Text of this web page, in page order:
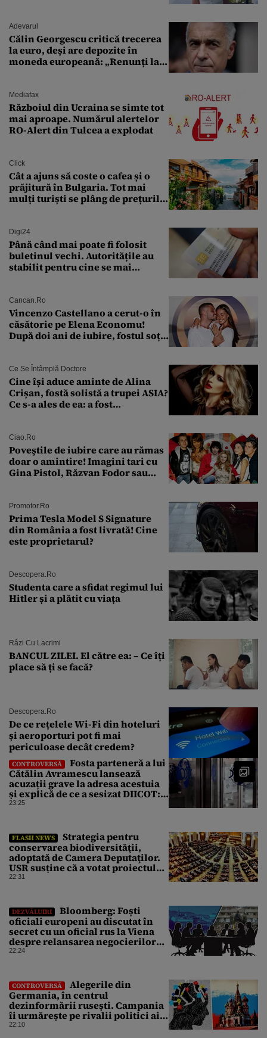
Adevarul
Călin Georgescu critică trecerea
la euro, deși are depozite în
moneda europeană: „Renunți la
Mediafax
Războiul din Ucraina se simte tot
mai aproape. Numărul alertelor
RO-Alert din Tulcea a explodat
Click
Cât a ajuns să coste o cafea și o
prăjitură în Bulgaria. Tot mai
mulți turiști se plâng de prețurile
Digi24
Până când mai poate fi folosit
buletinul vechi. Autoritățile au
stabilit pentru cine se mai
Cancan.ro
Vincenzo Castellano a cerut-o în
căsătorie pe Elena Economu!
După doi ani de iubire, fostul soț
Ce Se Întâmplă Doctore
Cine își aduce aminte de Alina
Crișan, fostă solistă a trupei ASIA?
Ce s-a ales de ea: a fost
Ciao.ro
Poveştile de iubire care au rămas
doar o amintire! Imagini tari cu
Gina Pistol, Răzvan Fodor sau
Promotor.ro
Prima Tesla Model S Signature
din România a fost livrată! Cine
este proprietarul?
Descopera.ro
Studenta care a sfidat regimul lui
Hitler și a plătit cu viața
Râzi Cu Lacrimi
BANCUL ZILEI. El către ea: – Ce îți
place să ți se facă?
Descopera.ro
De ce rețelele Wi-Fi din hoteluri
și aeroporturi pot fi mai
periculoase decât credem?
CONTROVERSĂ
Fosta parteneră a lui
Cătălin Avramescu lansează
acuzații grave la adresa acestuia
și explică de ce a sesizat DIICOT:
„Făcea baie complet dezbrăcat cu
23:25
FLASH NEWS
Strategia pentru
conservarea biodiversităţii,
adoptată de Camera Deputaţilor.
USR susține că a votat proiectul
cu amendamentele PSD pentru a
22:31
DEZVĂLUIRI
Bloomberg: Foști
oficiali europeni au discutat în
secret cu un oficial rus la Viena
despre relansarea negocierilor
de pace dintre Ucraina și Rusia
22:24
CONTROVERSĂ
Alegerile din
Germania, în centrul
dezinformării rusești. Campania
îi urmărește pe rivalii politici ai
partidului de extremă dreapta
22:10